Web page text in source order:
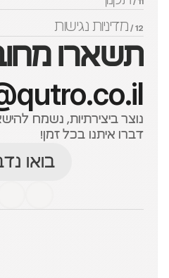
מדיניות נגישות 12 /
תשארו
נוצר ביצירתיות, נשמח
דברו איתנו בכל זמן!
בואו